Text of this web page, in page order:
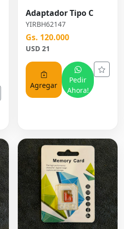
Adaptador Tipo C
YIRBH62147
Gs. 120.000
USD 21
Agregar
Pedir
Ahora!